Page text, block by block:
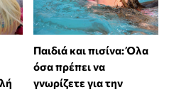
Παιδιά και πισίνα: Όλα
όσα πρέπει να
γνωρίζετε για την